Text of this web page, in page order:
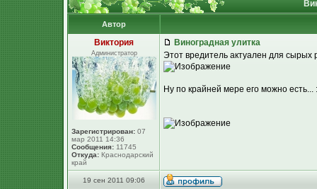
Автор
Виктория
Администратор
Зарегистрирован: 07
мар 2011 14:36
Сообщения: 11745
Откуда: Краснодарский
край
Виноградная улитка
Этот вредитель актуален для
Ну по крайней мере его можно есть...
19 сен 2011 09:06